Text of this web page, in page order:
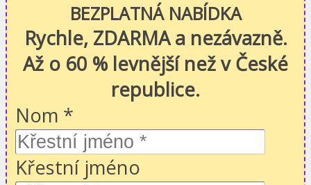
BEZPLATNÁ NABÍDKA
Rychle, ZDARMA a nezávazně.
Až o 60 % levnější než v České
republice.
Nom *
Křestní jméno